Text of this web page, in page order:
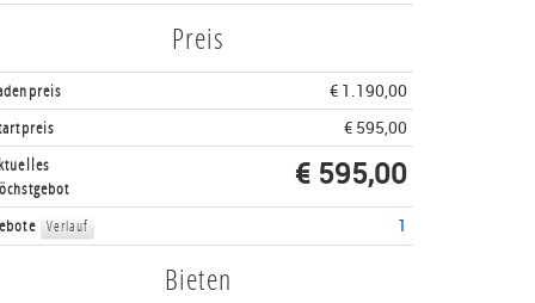
Preis
€ 1.190,00
€ 595,00
€ 595,00
Verlauf 1
Bieten